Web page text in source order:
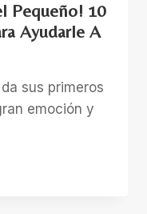
Pequeño! 10
Ayudarle A
sus primeros
emoción y